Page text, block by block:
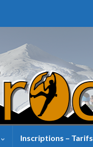
Inscriptions – Tarifs